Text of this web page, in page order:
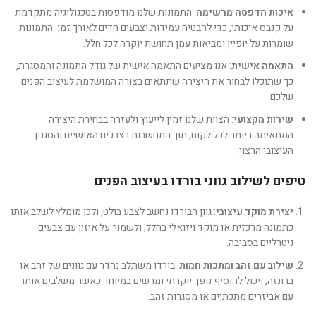
איכות הדפסה מרשימה: התמונות שלנו מודפסות בטכנולוגיה מתקדמת
על קנבס איכותי, כדי להבטיח עמידות וצבעים חדים לאורך זמן. התמונות
שומרות על יופיין ומביאות עמן תחושת יוקרה לכל חלל.
התאמה אישית: אנו מציעים התאמה אישית של גודל התמונה והמסגרת,
כך שתוכלו לבחור את היצירה שתתאים בצורה המושלמת לעיצוב הפנים
שלכם.
שירות מקצועי: הצוות שלנו זמין לייעוץ ולעזרה בבחירת היצירה
המתאימה ביותר לכל לקוח, תוך התחשבות בצרכים האישיים והסגנון
העיצובי הרצוי.
טיפים לשילוב גווני בורדו בעיצוב הפנים
יצירת מוקד עיצובי: גוון הבורדו נחשב לצבע בולט, ולכן מומלץ לשלב אותו
כתמונה מרכזית או מוקד ויזואלי בחלל, ולשמור על איזון עם צבעים
ניטרליים בסביבה.
שילוב עם זהב ומתכות חמות: בורדו משתלב נהדר עם גוונים של זהב או
ברונזה, ויכול להוסיף נופך יוקרתי ומרשים במיוחד כאשר משלבים אותו
עם אביזרים מתכתיים או מסגרות זהב.